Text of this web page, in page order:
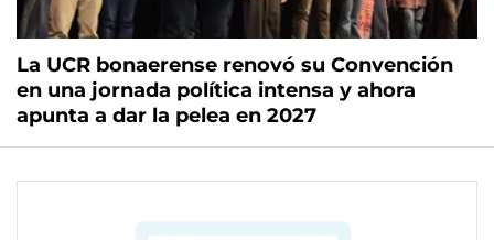
La UCR bonaerense renovó su Convención
en una jornada política intensa y ahora
apunta a dar la pelea en 2027